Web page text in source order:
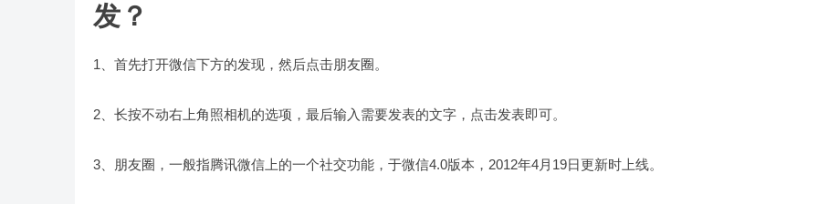
发？
1、首先打开微信下方的发现，然后点击朋友圈。
2、长按不动右上角照相机的选项，最后输入需要发表的文字，点击发表即可。
3、朋友圈，一般指腾讯微信上的一个社交功能，于微信4.0版本，2012年4月19日更新时上线。